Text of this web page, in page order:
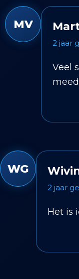
MV
2 jaar
Veel
WG
2 jaar
Het is